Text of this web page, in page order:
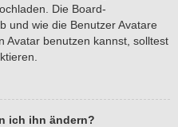
Die Board-
und wie die Benutzer Avatare
Avatar benutzen kannst, solltest
ich ihn ändern?